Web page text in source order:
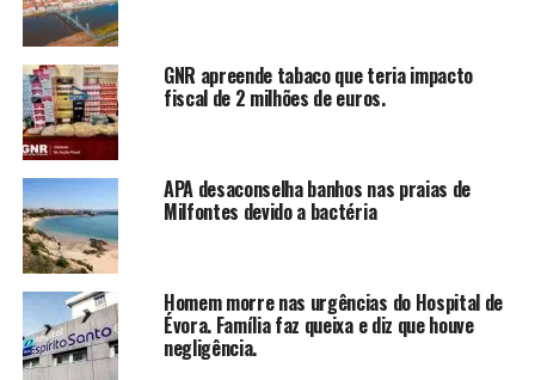
GNR apreende tabaco que teria impacto
fiscal de 2 milhões de euros.
APA desaconselha banhos nas praias de
Milfontes devido a bactéria
Homem morre nas urgências do Hospital de
Évora. Família faz queixa e diz que houve
negligência.